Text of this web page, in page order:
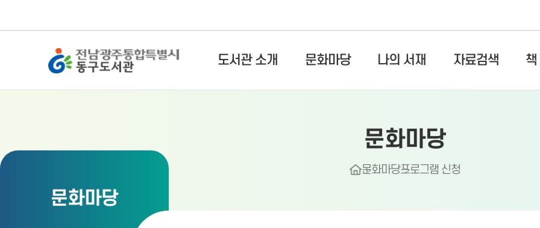
전남광주통합특별시 동구도서관
도서관 소개 문화마당 나의 서재 자료검색 책
문화마당
문화마당프로그램 신청
문화마당